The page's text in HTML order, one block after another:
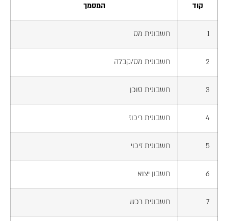
קוד המסמך
1 חשבונית מס
2 חשבונית מס/קבלה
3 חשבונית סוכן
4 חשבונית ריכוז
5 חשבונית זיכוי
6 חשבון יצוא
7 חשבונית רכש